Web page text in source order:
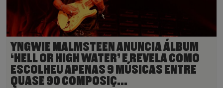
YNGWIE MALMSTEEN ANUNCIA ÁLBUM
‘HELL OR HIGH WATER’ E REVELA COMO
ESCOLHEU APENAS 9 MÚSICAS ENTRE
QUASE 90 COMPOSIÇ...